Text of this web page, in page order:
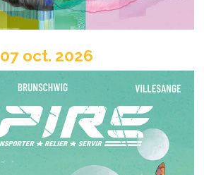
07 oct. 2026